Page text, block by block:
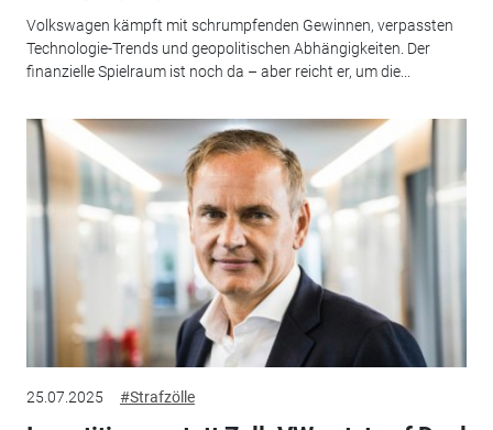
Volkswagen kämpft mit schrumpfenden Gewinnen, verpassten
Technologie-Trends und geopolitischen Abhängigkeiten. Der
finanzielle Spielraum ist noch da – aber reicht er, um die...
25.07.2025 #Strafzölle